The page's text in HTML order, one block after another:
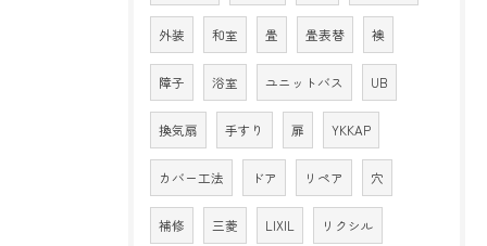
外装 和室 畳 畳表替 襖
障子 浴室 ユニットバス UB
換気扇 手すり 扉 YKKAP
カバー工法 ドア リペア 穴
補修 三菱 LIXIL リクシル